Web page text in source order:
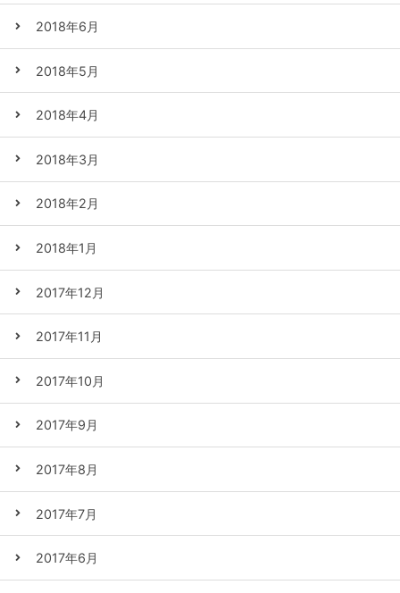
2018年6月
2018年5月
2018年4月
2018年3月
2018年2月
2018年1月
2017年12月
2017年11月
2017年10月
2017年9月
2017年8月
2017年7月
2017年6月